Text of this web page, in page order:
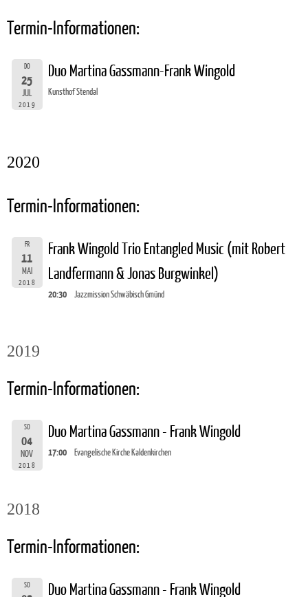
Termin-Informationen:
DO
25
JUL
2019
Duo Martina Gassmann-Frank Wingold
Kunsthof Stendal
2020
Termin-Informationen:
FR
11
MAI
2018
Frank Wingold Trio Entangled Music (mit Robert
Landfermann & Jonas Burgwinkel)
20:30 Jazzmission Schwäbisch Gmünd
2019
Termin-Informationen:
SO
04
NOV
2018
Duo Martina Gassmann - Frank Wingold
17:00 Evangelische Kirche Kaldenkirchen
2018
Termin-Informationen:
SO Duo Martina Gassmann - Frank Wingold